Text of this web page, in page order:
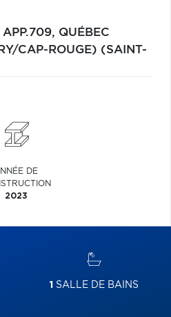
QUÉBEC
CAP-ROUGE) (SAINT-
DE
2023
1 SALLE DE BAINS